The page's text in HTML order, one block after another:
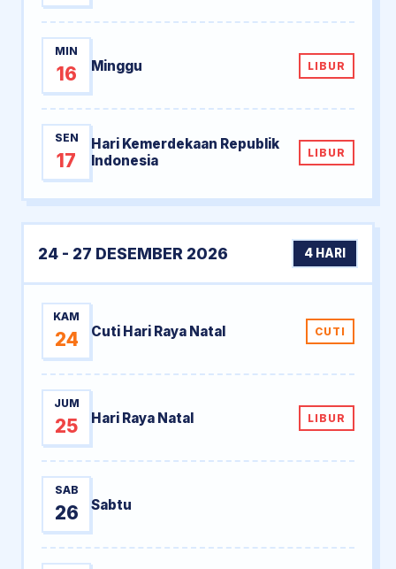
MIN
16 Minggu LIBUR
SEN
17
Hari Kemerdekaan Republik
Indonesia
LIBUR
24 - 27 DESEMBER 2026 4 HARI
KAM
24 Cuti Hari Raya Natal CUTI
JUM
25 Hari Raya Natal LIBUR
SAB
26 Sabtu